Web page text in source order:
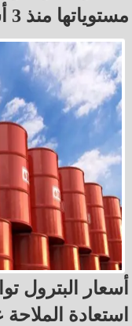
مستوياتها منذ 3 أسابيع
أسعار البترول
استعادة